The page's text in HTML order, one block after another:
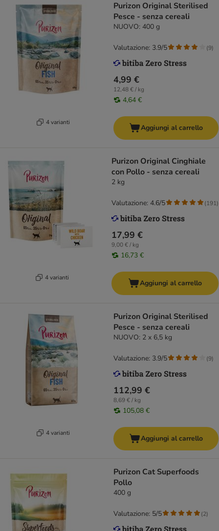
4 varianti
Purizon Original Sterilised
Pesce - senza cereali
NUOVO: 400 g
4,99 €
12,48 € / kg
4,64 €
Valutazione: 3.9/5 (9)
Aggiungi al carrello
4 varianti
Purizon Original Cinghiale
con Pollo - senza cereali
2 kg
17,99 €
9,00 € / kg
16,73 €
Valutazione: 4.6/5 (191)
Aggiungi al carrello
4 varianti
Purizon Original Sterilised
Pesce - senza cereali
NUOVO: 2 x 6,5 kg
112,99 €
8,69 € / kg
105,08 €
Valutazione: 3.9/5 (9)
Aggiungi al carrello
Purizon Cat Superfoods
Pollo
400 g
Valutazione: 5/5 (2)